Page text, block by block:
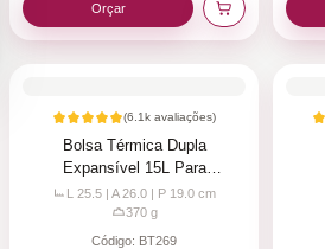
Orçar
(6.1k avaliações)
Bolsa Térmica Dupla
Expansível 15L Para
Personalizar
L 25.5 | A 26.0 | P 19.0 cm
370g
Código: BT269